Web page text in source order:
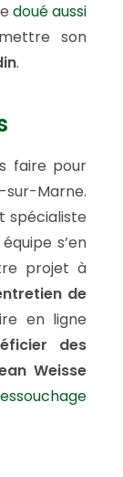
doué aussi
son
.
faire pour
sur-Marne.
spécialiste
s’en
projet à
de
en ligne
des
Weisse